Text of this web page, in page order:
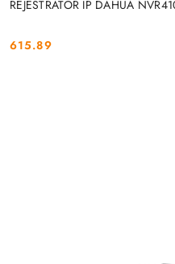
REJESTRATOR IP DAHUA
Cena:
615.89